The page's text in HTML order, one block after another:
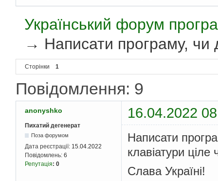
Український форум
→ Написати програму, чи
Сторінки 1
Повідомлення: 9
anonyshko 16.04.2022
Пихатий дегенерат
Поза форумом
Дата реєстрації: 15.04.2022
Повідомлень: 6
Репутація: 0
Написати
клавіатури ціле
Слава Україні!